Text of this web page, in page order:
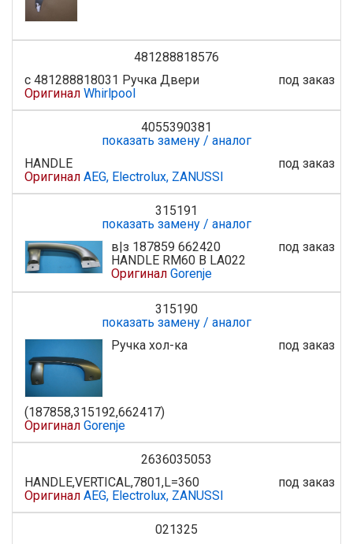
481288818576
с 481288818031 Ручка Двери
Оригинал Whirlpool
под заказ
4055390381
показать замену / аналог
HANDLE
Оригинал AEG, Electrolux, ZANUSSI
под заказ
315191
показать замену / аналог
в|з 187859 662420
HANDLE RM60 B LA022
Оригинал Gorenje
под заказ
315190
показать замену / аналог
Ручка хол-ка
(187858,315192,662417)
Оригинал Gorenje
под заказ
2636035053
HANDLE,VERTICAL,7801,L=360
Оригинал AEG, Electrolux, ZANUSSI
под заказ
021325